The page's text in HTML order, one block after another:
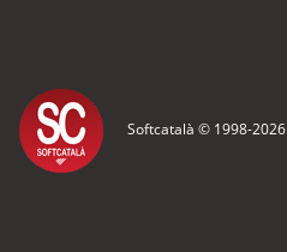
Softcatalà © 1998-2026